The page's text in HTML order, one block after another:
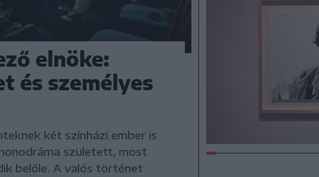
elnöke:
és személyes
két színházi ember is
született, most
belőle. A valós történet